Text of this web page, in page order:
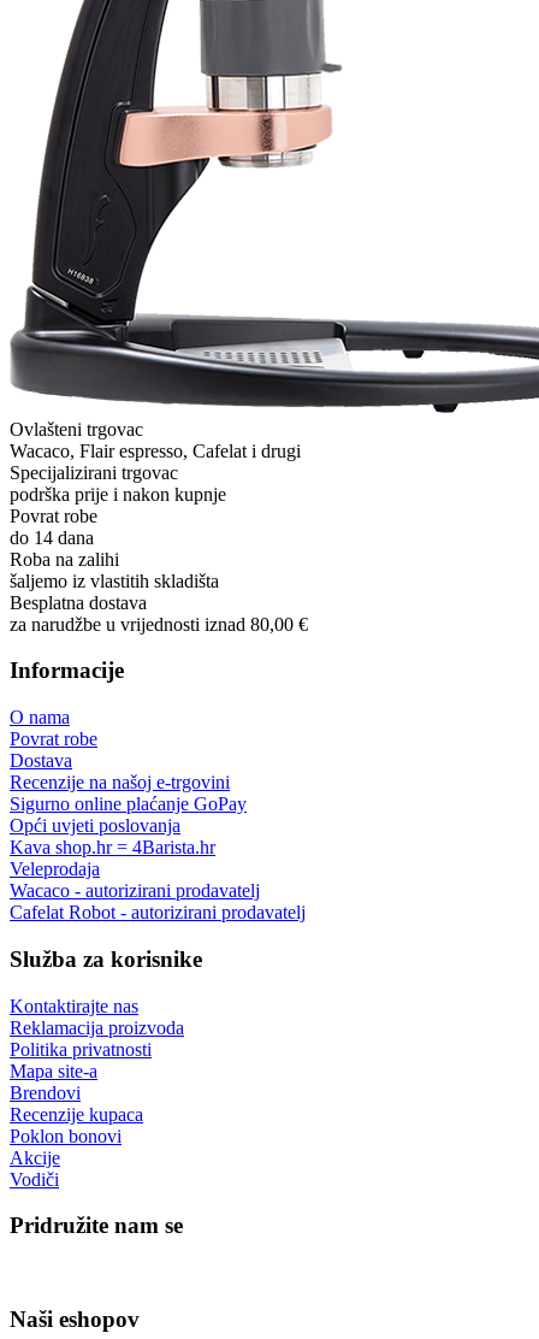
Ovlašteni trgovac
Wacaco, Flair espresso, Cafelat i drugi
Specijalizirani trgovac
podrška prije i nakon kupnje
Povrat robe
do 14 dana
Roba na zalihi
šaljemo iz vlastitih skladišta
Besplatna dostava
za narudžbe u vrijednosti iznad 80,00 €
Informacije
O nama
Povrat robe
Dostava
Recenzije na našoj e-trgovini
Sigurno online plaćanje GoPay
Opći uvjeti poslovanja
Kava shop.hr = 4Barista.hr
Veleprodaja
Wacaco - autorizirani prodavatelj
Cafelat Robot - autorizirani prodavatelj
Služba za korisnike
Kontaktirajte nas
Reklamacija proizvoda
Politika privatnosti
Mapa site-a
Brendovi
Recenzije kupaca
Poklon bonovi
Akcije
Vodiči
Pridružite nam se
Naši eshopov